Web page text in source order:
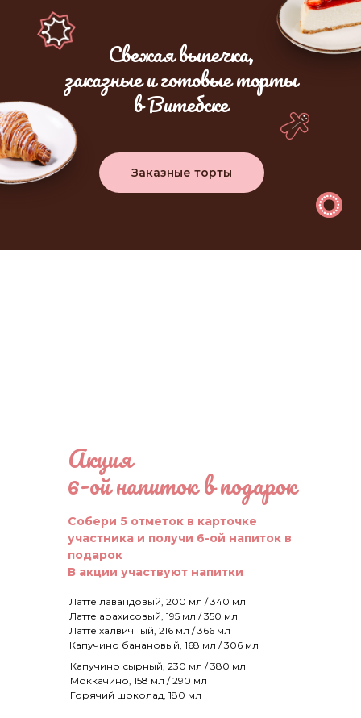
Свежая выпечка,
заказные и готовые торты
в Витебске
Заказные торты
Акция
6-ой напиток в подарок
Латте лавандовый, 200 мл / 340 мл
Латте арахисовый, 195 мл / 350 мл
Латте халвичный, 216 мл / 366 мл
Капучино банановый, 168 мл / 306 мл
Собери 5 отметок в карточке
участника и получи 6-ой напиток в
подарок
В акции участвуют напитки
Капучино сырный, 230 мл / 380 мл
Моккачино, 158 мл / 290 мл
Горячий шоколад, 180 мл